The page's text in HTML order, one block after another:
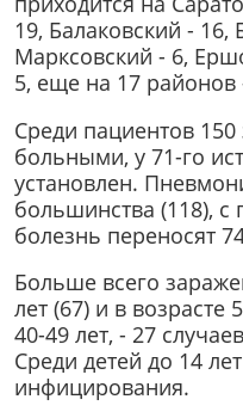
19, Балаковский -
Марксовский - 6,
5, еще на 17 районов
Среди пациентов 150
больными, у 71-го
установлен.
большинства (118),
болезнь переносят
Больше всего
лет (67) и в возрасте
40-49 лет, - 27
Среди детей до 14
инфицирования.